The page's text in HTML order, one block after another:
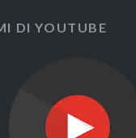
DI YOUTUBE